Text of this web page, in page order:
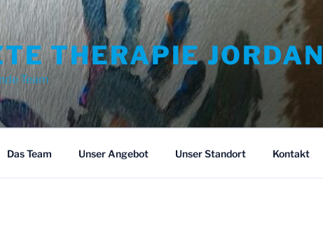
THERAPIE JORDAN
Team
Das Team Unser Angebot Unser Standort Kontakt